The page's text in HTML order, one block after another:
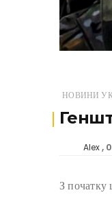
НОВИНИ
Alex
З початку